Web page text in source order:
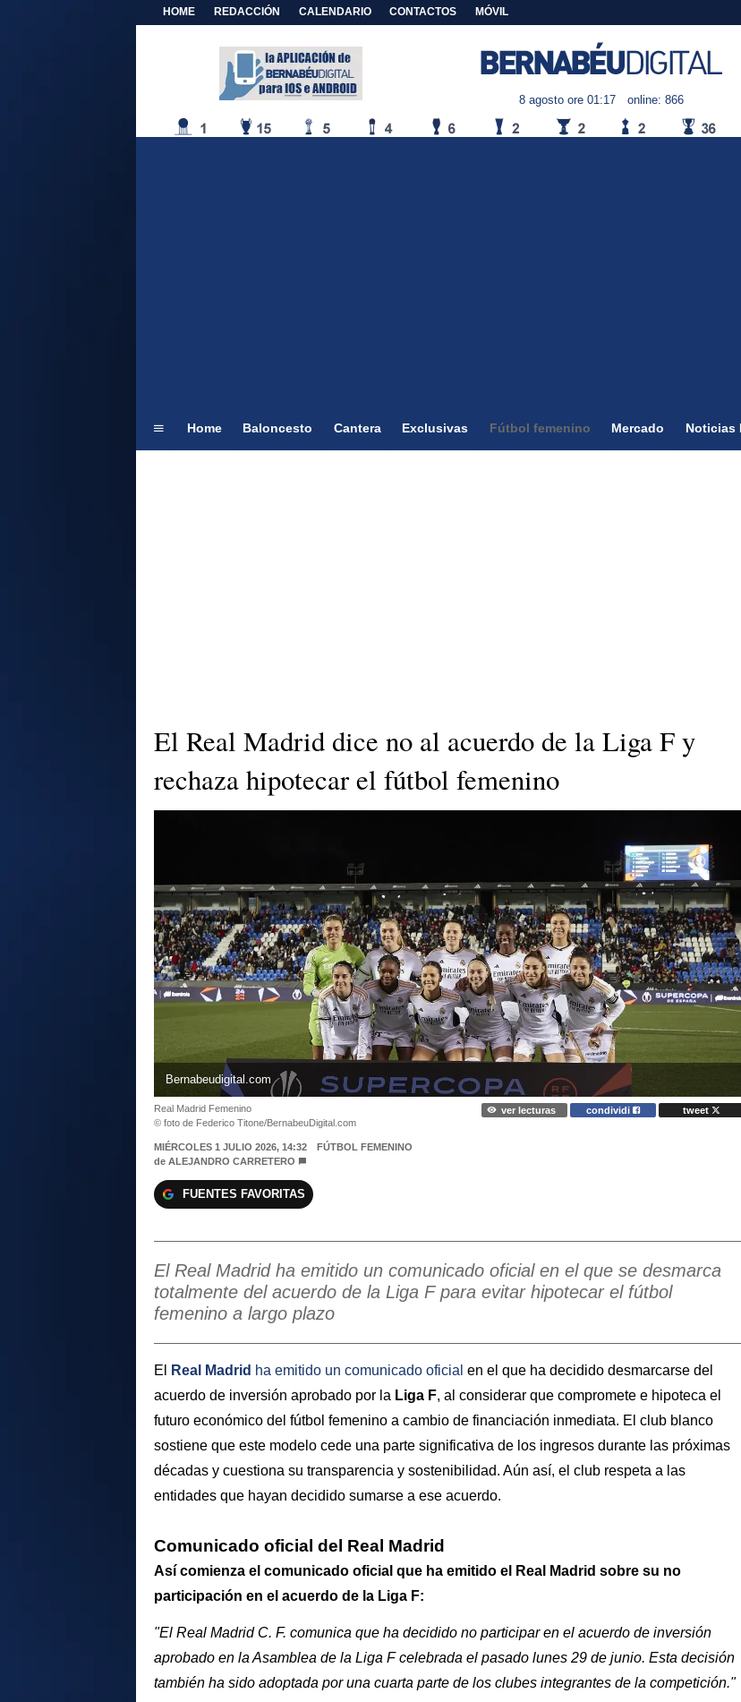
HOME REDACCIÓN CALENDARIO CONTACTOS MÓVIL
8 agosto ore 01:17 online: 866
Home Baloncesto Cantera Exclusivas Fútbol femenino Mercado Noticias
El Real Madrid dice no al acuerdo de la Liga F y
rechaza hipotecar el fútbol femenino
Bernabeudigital.com
Real Madrid Femenino
© foto de Federico Titone/BernabeuDigital.com
ver lecturas condividi tweet
MIÉRCOLES 1 JULIO 2026, 14:32
FÚTBOL FEMENINO
de ALEJANDRO CARRETERO
FUENTES FAVORITAS
El Real Madrid ha emitido un comunicado oficial en el que se desmarca
totalmente del acuerdo de la Liga F para evitar hipotecar el fútbol
femenino a largo plazo
El Real Madrid ha emitido un comunicado oficial en el que ha decidido desmarcarse del
acuerdo de inversión aprobado por la Liga F, al considerar que compromete e hipoteca el
futuro económico del fútbol femenino a cambio de financiación inmediata. El club blanco
sostiene que este modelo cede una parte significativa de los ingresos durante las próximas
décadas y cuestiona su transparencia y sostenibilidad. Aún así, el club respeta a las
entidades que hayan decidido sumarse a ese acuerdo.
Comunicado oficial del Real Madrid
Así comienza el comunicado oficial que ha emitido el Real Madrid sobre su no
participación en el acuerdo de la Liga F:
"El Real Madrid C. F. comunica que ha decidido no participar en el acuerdo de inversión
aprobado en la Asamblea de la Liga F celebrada el pasado lunes 29 de junio. Esta decisión
también ha sido adoptada por una cuarta parte de los clubes integrantes de la competición."